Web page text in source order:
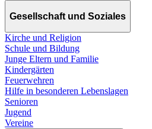
Gesellschaft und Soziales
Kirche und Religion
Schule und Bildung
Junge Eltern und Familie
Kindergärten
Feuerwehren
Hilfe in besonderen Lebenslagen
Senioren
Jugend
Vereine